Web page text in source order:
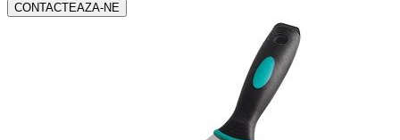
CONTACTEAZA-NE